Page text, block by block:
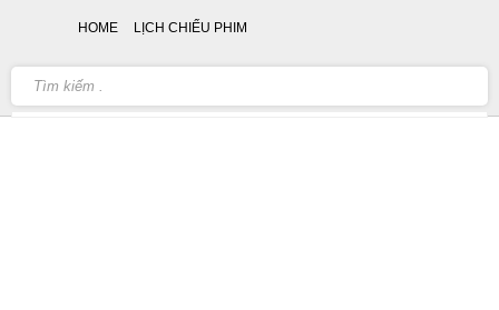
HOME LỊCH CHIẾU PHIM